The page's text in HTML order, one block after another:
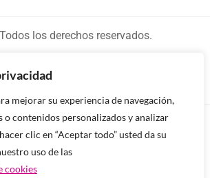
mejorar su experiencia de navegación,
o contenidos personalizados y analizar
clic en “Aceptar todo” usted da su
uso de las
cookies
los derechos reservados.
por tu equipo Imedia
Comunicación